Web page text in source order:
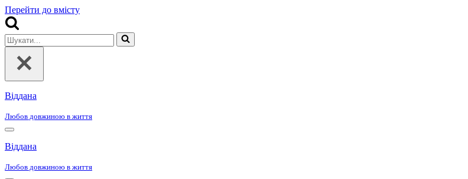
Перейти до вмісту
Шукати...
Віддана
Любов довжиною в життя
Меню
навігації
Віддана
Любов довжиною в життя